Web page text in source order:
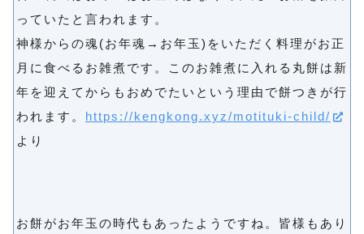
っていたと言われます。
神様からの魂(お年魂→お年玉)をいただく料理がお正
月に食べるお雑煮です。このお雑煮に入れる丸餅は新
年を迎えてからもおめでたいという理由で餅つきが行
われます。 https://kengkong.xyz/motituki-child/
より
お餅がお年玉の時代もあったようですね。皆様もあり